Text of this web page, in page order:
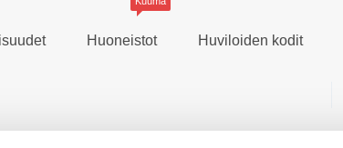
Huoneistot Huviloiden kodit